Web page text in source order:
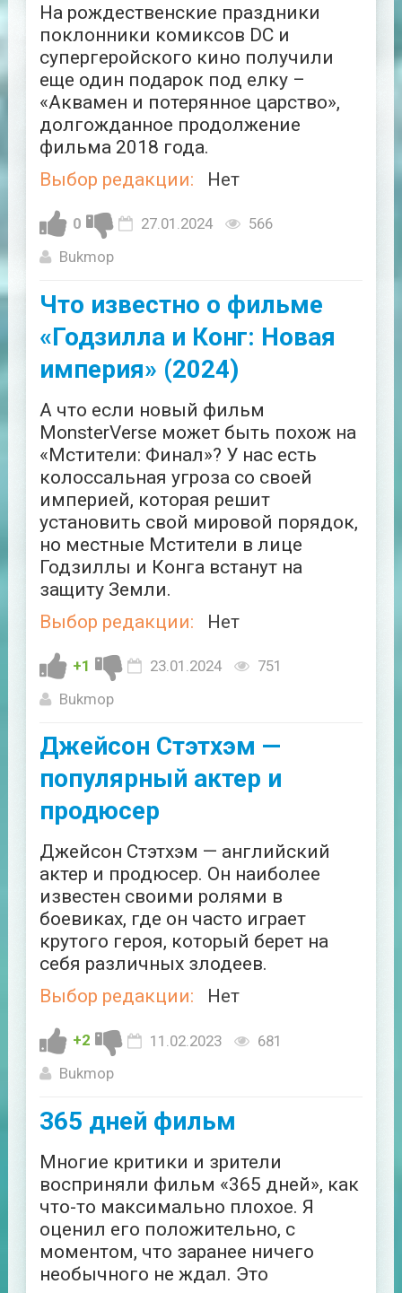
На рождественские праздники
поклонники комиксов DC и
супергеройского кино получили
еще один подарок под елку –
«Аквамен и потерянное царство»,
долгожданное продолжение
фильма 2018 года.
Выбор редакции:
Нет
0 27.01.2024
566
Bukmop
Что известно о фильме
«Годзилла и Конг: Новая
империя» (2024)
А что если новый фильм
MonsterVerse может быть похож на
«Мстители: Финал»? У нас есть
колоссальная угроза со своей
империей, которая решит
установить свой мировой порядок,
но местные Мстители в лице
Годзиллы и Конга встанут на
защиту Земли.
Выбор редакции:
Нет
+1 23.01.2024
751
Bukmop
Джейсон Стэтхэм —
популярный актер и
продюсер
Джейсон Стэтхэм — английский
актер и продюсер. Он наиболее
известен своими ролями в
боевиках, где он часто играет
крутого героя, который берет на
себя различных злодеев.
Выбор редакции:
Нет
+2 11.02.2023
681
Bukmop
365 дней фильм
Многие критики и зрители
восприняли фильм «365 дней», как
что-то максимально плохое. Я
оценил его положительно, с
моментом, что заранее ничего
необычного не ждал. Это